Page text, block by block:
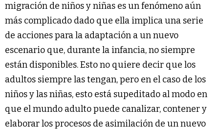
migración de niños y niñas es un fenómeno aún
más complicado dado que ella implica una serie
de acciones para la adaptación a un nuevo
escenario que, durante la infancia, no siempre
están disponibles. Esto no quiere decir que los
adultos siempre las tengan, pero en el caso de los
niños y las niñas, esto está supeditado al modo en
que el mundo adulto puede canalizar, contener y
elaborar los procesos de asimilación de un nuevo